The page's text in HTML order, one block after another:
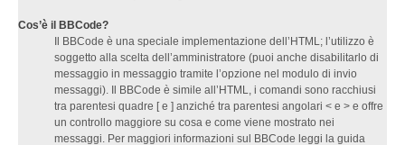
Cos’è il BBCode?
Il BBCode è una speciale implementazione dell’HTML; l’utilizzo è
soggetto alla scelta dell’amministratore (puoi anche disabilitarlo di
messaggio in messaggio tramite l’opzione nel modulo di invio
messaggi). Il BBCode è simile all’HTML, i comandi sono racchiusi
tra parentesi quadre [ e ] anziché tra parentesi angolari < e > e offre
un controllo maggiore su cosa e come viene mostrato nei
messaggi. Per maggiori informazioni sul BBCode leggi la guida